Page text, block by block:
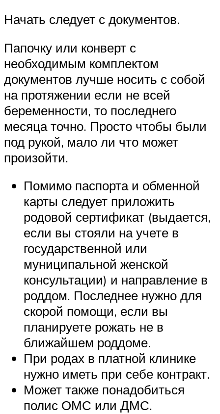
Начать следует с документов.
Папочку или конверт с
необходимым комплектом
документов лучше носить с собой
на протяжении если не всей
беременности, то последнего
месяца точно. Просто чтобы были
под рукой, мало ли что может
произойти.
Помимо паспорта и обменной
карты следует приложить
родовой сертификат (выдается,
если вы стояли на учете в
государственной или
муниципальной женской
консультации) и направление в
роддом. Последнее нужно для
скорой помощи, если вы
планируете рожать не в
ближайшем роддоме.
При родах в платной клинике
нужно иметь при себе контракт.
Может также понадобиться
полис ОМС или ДМС.